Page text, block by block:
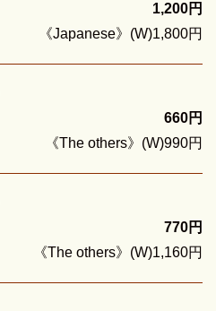
1,200円
《Japanese》(W)1,800円
660円
《The others》(W)990円
770円
《The others》(W)1,160円